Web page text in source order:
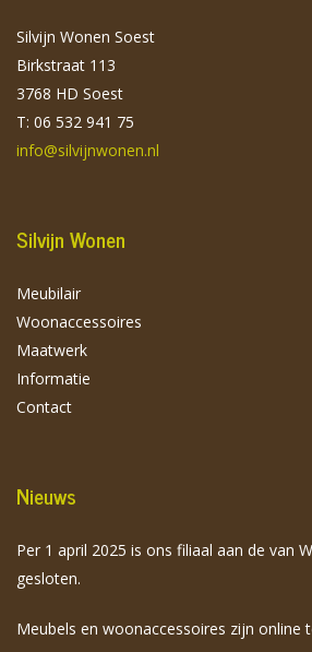
Silvijn Wonen Soest
Birkstraat 113
3768 HD Soest
T: 06 532 941 75
info@silvijnwonen.nl
Silvijn Wonen
Meubilair
Woonaccessoires
Maatwerk
Informatie
Contact
Nieuws
Per 1 april 2025 is ons filiaal aan de van
gesloten.
Meubels en woonaccessoires zijn online